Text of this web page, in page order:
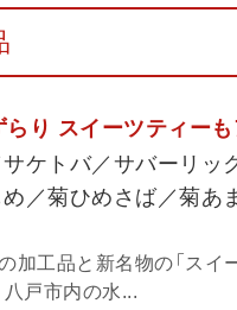
らり スイーツティー
ケトバ／サバーリッ
／菊ひめさば／菊あ
加工品と新名物の「スイ
八戸市内の水...